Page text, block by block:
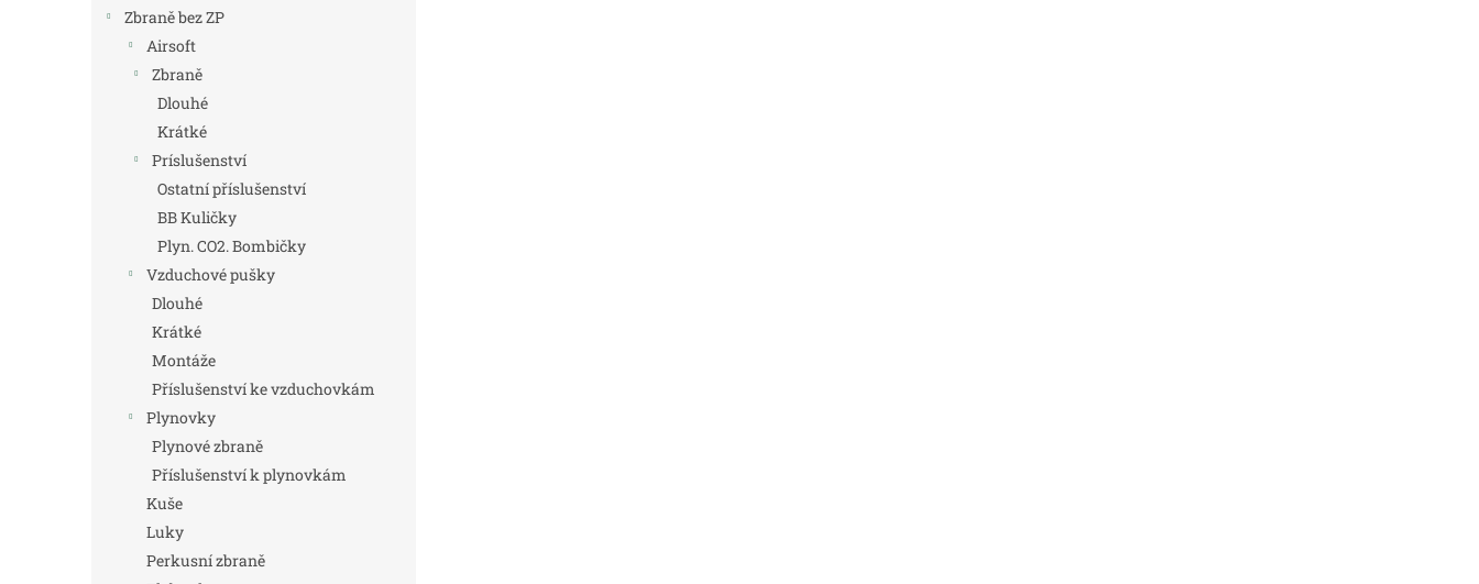
Zbraně bez ZP
Airsoft
Zbraně
Dlouhé
Krátké
Príslušenství
Ostatní příslušenství
BB Kuličky
Plyn. CO2. Bombičky
Vzduchové pušky
Dlouhé
Krátké
Montáže
Příslušenství ke vzduchovkám
Plynovky
Plynové zbraně
Příslušenství k plynovkám
Kuše
Luky
Perkusní zbraně